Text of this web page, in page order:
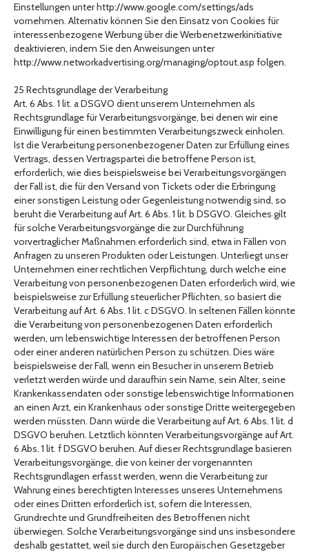
Einstellungen unter http://www.google.com/settings/ads
vornehmen. Alternativ können Sie den Einsatz von Cookies für
interessenbezogene Werbung über die Werbenetzwerkinitiative
deaktivieren, indem Sie den Anweisungen unter
http://www.networkadvertising.org/managing/optout.asp folgen.
25 Rechtsgrundlage der Verarbeitung
Art. 6 Abs. 1 lit. a DSGVO dient unserem Unternehmen als
Rechtsgrundlage für Verarbeitungsvorgänge, bei denen wir eine
Einwilligung für einen bestimmten Verarbeitungszweck einholen.
Ist die Verarbeitung personenbezogener Daten zur Erfüllung eines
Vertrags, dessen Vertragspartei die betroffene Person ist,
erforderlich, wie dies beispielsweise bei Verarbeitungsvorgängen
der Fall ist, die für den Versand von Tickets oder die Erbringung
einer sonstigen Leistung oder Gegenleistung notwendig sind, so
beruht die Verarbeitung auf Art. 6 Abs. 1 lit. b DSGVO. Gleiches gilt
für solche Verarbeitungsvorgänge die zur Durchführung
vorvertraglicher Maßnahmen erforderlich sind, etwa in Fällen von
Anfragen zu unseren Produkten oder Leistungen. Unterliegt unser
Unternehmen einer rechtlichen Verpflichtung, durch welche eine
Verarbeitung von personenbezogenen Daten erforderlich wird, wie
beispielsweise zur Erfüllung steuerlicher Pflichten, so basiert die
Verarbeitung auf Art. 6 Abs. 1 lit. c DSGVO. In seltenen Fällen könnte
die Verarbeitung von personenbezogenen Daten erforderlich
werden, um lebenswichtige Interessen der betroffenen Person
oder einer anderen natürlichen Person zu schützen. Dies wäre
beispielsweise der Fall, wenn ein Besucher in unserem Betrieb
verletzt werden würde und daraufhin sein Name, sein Alter, seine
Krankenkassendaten oder sonstige lebenswichtige Informationen
an einen Arzt, ein Krankenhaus oder sonstige Dritte weitergegeben
werden müssten. Dann würde die Verarbeitung auf Art. 6 Abs. 1 lit. d
DSGVO beruhen. Letztlich könnten Verarbeitungsvorgänge auf Art.
6 Abs. 1 lit. f DSGVO beruhen. Auf dieser Rechtsgrundlage basieren
Verarbeitungsvorgänge, die von keiner der vorgenannten
Rechtsgrundlagen erfasst werden, wenn die Verarbeitung zur
Wahrung eines berechtigten Interesses unseres Unternehmens
oder eines Dritten erforderlich ist, sofern die Interessen,
Grundrechte und Grundfreiheiten des Betroffenen nicht
überwiegen. Solche Verarbeitungsvorgänge sind uns insbesondere
deshalb gestattet, weil sie durch den Europäischen Gesetzgeber